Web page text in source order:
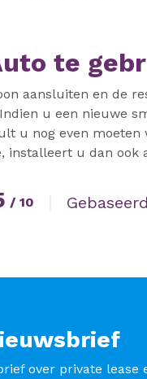
te
aansluiten en de
u een nieuwe
u nog even
installeert u dan ook
/ 10
over private lease